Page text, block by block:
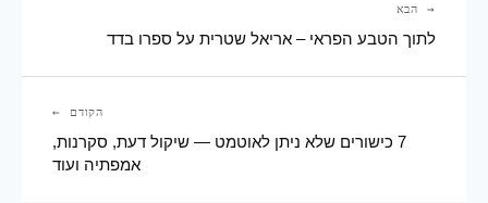
→ הבא
לתוך הטבע הפראי – אריאל שטרית על ספרו בדד
הקודם ←
7 כישורים שלא ניתן לאוטמט — שיקול דעת, סקרנות,
אמפתיה ועוד